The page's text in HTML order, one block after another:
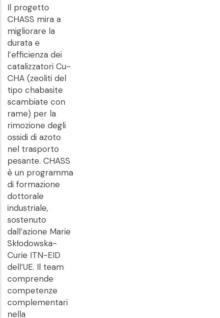
Il progetto
CHASS mira a
migliorare la
durata e
l’efficienza dei
catalizzatori Cu-
CHA (zeoliti del
tipo chabasite
scambiate con
rame) per la
rimozione degli
ossidi di azoto
nel trasporto
pesante. CHASS
è un programma
di formazione
dottorale
industriale,
sostenuto
dall’azione Marie
Skłodowska-
Curie ITN-EID
dell’UE. Il team
comprende
competenze
complementari
nella